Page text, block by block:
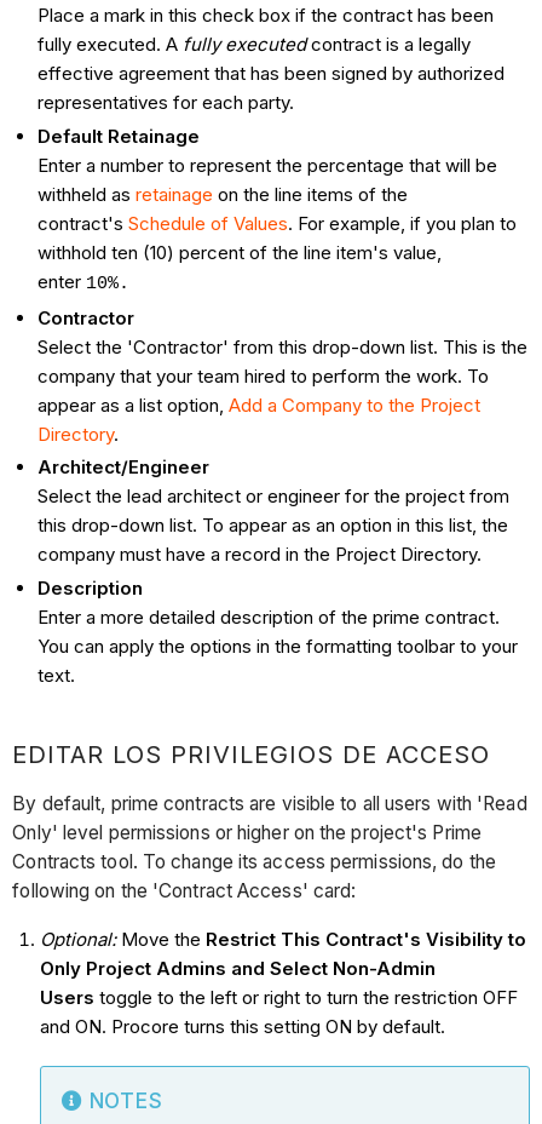
Place a mark in this check box if the contract has been
fully executed. A fully executedcontract is a legally
effective agreement that has been signed by authorized
representatives for each party.
Default Retainage
Enter a number to represent the percentage that will be
withheld asretainage on the line items of the
contract'sSchedule of Values. For example, if you plan to
withhold ten (10) percent of the line item's value,
enter 10%.
Contractor
Select the 'Contractor' from this drop-down list. This is the
company that your team hired to perform the work. To
appear as a list option,Add a Company to the Project
Directory.
Architect/Engineer
Select the lead architect or engineer for the project from
this drop-down list. To appear as an option in this list, the
company must have a record in the Project Directory.
Description
Enter a more detailed description of the prime contract.
You can apply the options in the formatting toolbar to your
text.
EDITAR LOS PRIVILEGIOS DE ACCESO
By default, prime contracts are visible to all users with 'Read
Only' level permissions or higher on the project's Prime
Contracts tool. To change its access permissions, do the
following on the 'Contract Access' card:
Optional: Move the Restrict This Contract's Visibility to
Only Project Admins and Select Non-Admin
Users toggle to the left or right to turn the restriction OFF
and ON. Procore turns this setting ON by default.
NOTES